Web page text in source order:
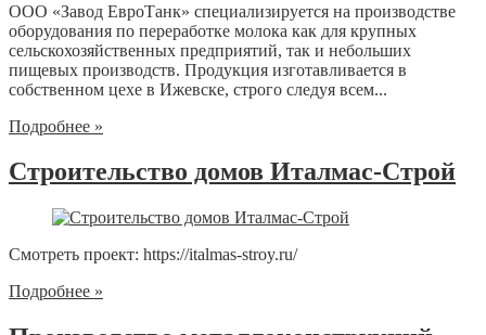
ООО «Завод ЕвроТанк» специализируется на производстве
оборудования по переработке молока как для крупных
сельскохозяйственных предприятий, так и небольших
пищевых производств. Продукция изготавливается в
собственном цехе в Ижевске, строго следуя всем...
Подробнее »
Строительство домов Италмас-Строй
Смотреть проект: https://italmas-stroy.ru/
Подробнее »